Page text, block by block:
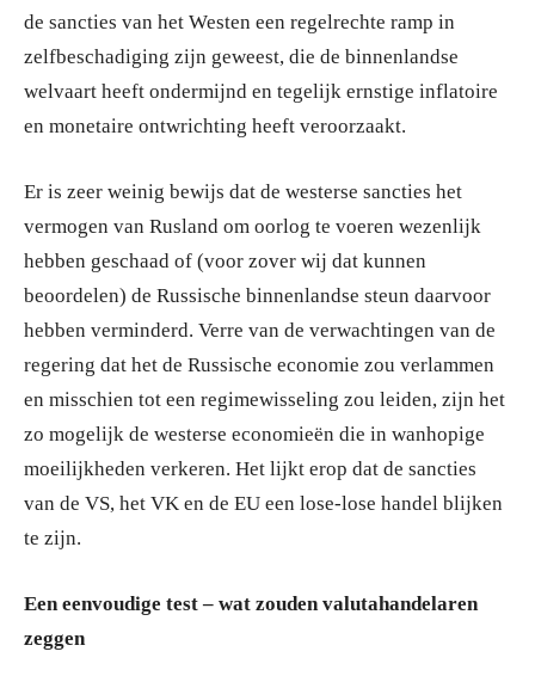
de sancties van het Westen een regelrechte ramp in
zelfbeschadiging zijn geweest, die de binnenlandse
welvaart heeft ondermijnd en tegelijk ernstige inflatoire
en monetaire ontwrichting heeft veroorzaakt.
Er is zeer weinig bewijs dat de westerse sancties het
vermogen van Rusland om oorlog te voeren wezenlijk
hebben geschaad of (voor zover wij dat kunnen
beoordelen) de Russische binnenlandse steun daarvoor
hebben verminderd. Verre van de verwachtingen van de
regering dat het de Russische economie zou verlammen
en misschien tot een regimewisseling zou leiden, zijn het
zo mogelijk de westerse economieën die in wanhopige
moeilijkheden verkeren. Het lijkt erop dat de sancties
van de VS, het VK en de EU een lose-lose handel blijken
te zijn.
Een eenvoudige test – wat zouden valutahandelaren
zeggen